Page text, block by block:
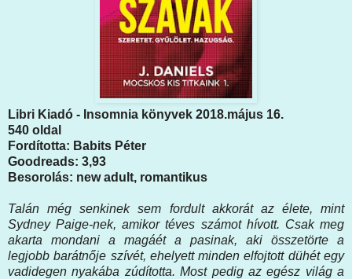
Libri Kiadó - Insomnia könyvek 2018.május 16.
540 oldal
Fordította: Babits Péter
Goodreads: 3,93
Besorolás: new adult, romantikus
Talán még senkinek sem fordult akkorát az élete, mint
Sydney Paige-nek, amikor téves számot hívott. Csak meg
akarta mondani a magáét a pasinak, aki összetörte a
legjobb barátnője szívét, ehelyett minden elfojtott dühét egy
vadidegen nyakába zúdította. Most pedig az egész világ a